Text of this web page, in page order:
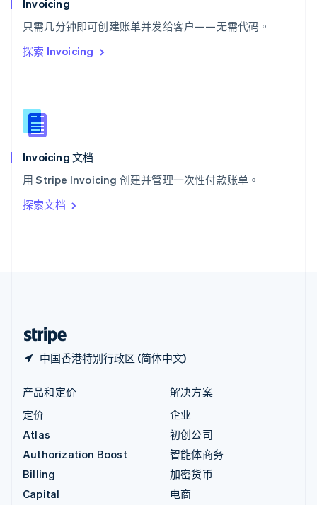
Invoicing
只需几分钟即可创建账单并发给客户——无需代码。
探索 Invoicing
Invoicing 文档
用 Stripe Invoicing 创建并管理一次性付款账单。
探索文档
中国香港特别行政区 (简体中文)
ไทยEnglish
希腊
English
西班牙
新西兰
English
匈牙利
English
意大利
ItalianoEnglish
印度
English
产品和定价
定价
Atlas
Authorization Boost
Billing
Capital
解决方案
企业
初创公司
智能体商务
加密货币
电商